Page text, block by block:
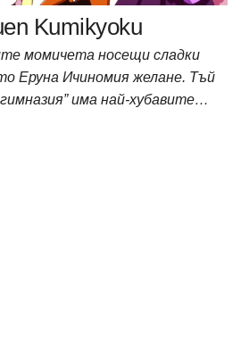
Kumikyoku
момичета носещи сладки
Еруна Ичиномия желане. Тъй
има най-хубавите…